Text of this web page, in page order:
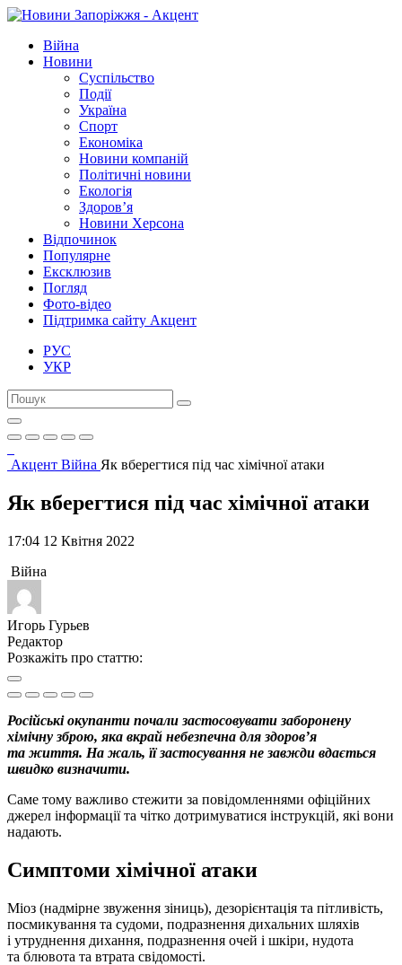
Війна
Новини
Суспільство
Події
Україна
Спорт
Економіка
Новини компаній
Політичні новини
Екологія
Здоров’я
Новини Херсона
Відпочинок
Популярне
Ексклюзив
Погляд
Фото-відео
Підтримка сайту Акцент
РУС
УКР
Акцент Війна Як вберегтися під час хімічної атаки
Як вберегтися під час хімічної атаки
17:04 12 Квітня 2022
Війна
Игорь Гурьев
Редактор
Розкажіть про статтю:
Російські окупанти почали застосовувати заборонену
хімічну зброю, яка вкрай небезпечна для здоров’я
та життя. На жаль, її застосування не завжди вдається
швидко визначити.
Саме тому важливо стежити за повідомленнями офіційних
джерел інформації та чітко дотримуватися інструкцій, які вони
надають.
Симптоми хімічної атаки
Міоз (надмірне звуження зіниць), дезорієнтація та пітливість,
посмикування та судоми, подразнення дихальних шляхів
і утруднення дихання, подразнення очей і шкіри, нудота
та блювота та втрата свідомості.